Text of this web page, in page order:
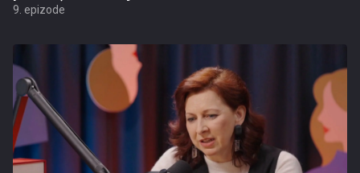
9. epizode